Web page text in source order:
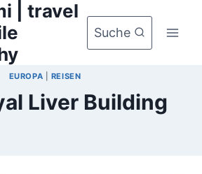
| travel
Suche
EUROPA REISEN
Liver Building